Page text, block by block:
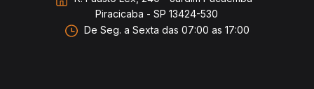
Piracicaba - SP 13424-530
De Seg. a Sexta das 07:00 as 17:00